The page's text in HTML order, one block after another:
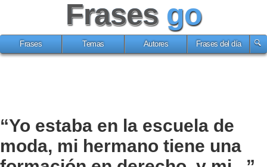
Frases go
Frases Temas Autores Frases del día
“Yo estaba en la escuela de
moda, mi hermano tiene una